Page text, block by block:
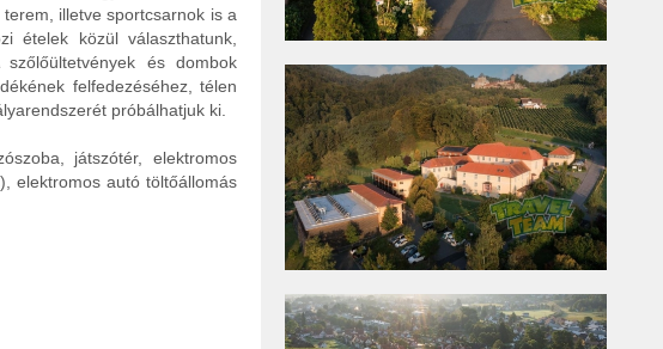
illetve sportcsarnok is a
ételek közül választhatunk,
és dombok
felfedezéséhez, télen
próbálhatjuk ki.
játszótér, elektromos
elektromos autó töltőállomás